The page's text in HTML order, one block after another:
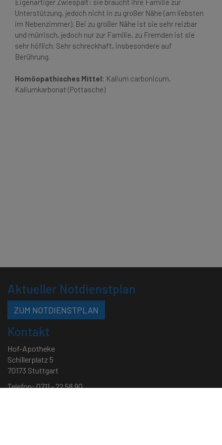
Eigenartiger Zwiespalt: sie braucht ihre Familie zur
Unterstützung, jedoch nicht in zu großer Nähe (am liebsten
im Nebenzimmer). Bei zu großer Nähe ist sie sehr reizbar
und mürrisch, jedoch nur zur Familie, zu Fremden ist sie
sehr höflich. Sehr schreckhaft, insbesondere auf
Berührung.
Homöopathisches Mittel: Kalium carbonicum,
Kaliumkarbonat (Pottasche)
Aktueller Notdienstplan
ZUM NOTDIENSTPLAN
Kontakt
Hof-Apotheke
Schillerplatz 5
70173 Stuttgart
Telefon: 0711 - 22 58 90